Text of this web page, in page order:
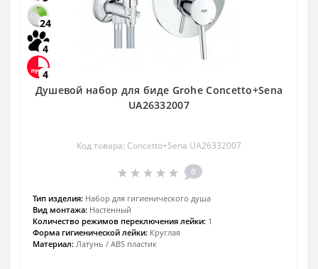
24
4
4
Душевой набор для биде Grohe Concetto+Sena
UA26332007
Код товара: Concetto+Sena UA26332007
0
Тип изделия: Набор для гигиенического душа
Вид монтажа: Настенный
Количество режимов переключения лейки: 1
Форма гигиенической лейки: Круглая
Материал: Латунь / ABS пластик